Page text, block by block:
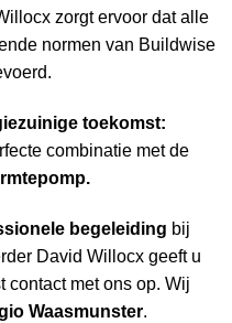
zorgt ervoor dat alle
normen van Buildwise
toekomst:
combinatie met de
begeleiding bij
David Willocx geeft u
contact met ons op. Wij
Waasmunster.